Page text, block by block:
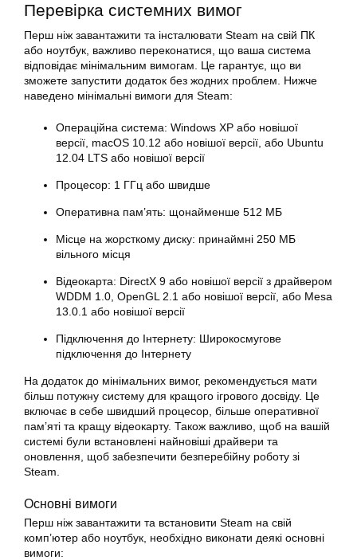
Перевірка системних вимог
Перш ніж завантажити та інсталювати Steam на свій ПК
або ноутбук , важливо переконатися, що ваша система
відповідає мінімальним вимогам. Це гарантує, що ви
зможете запустити додаток без жодних проблем. Нижче
наведено мінімальні вимоги для Steam:
Операційна система: Windows XP або новішої
версії, macOS 10.12 або новішої версії, або Ubuntu
12.04 LTS або новішої версії
Процесор: 1 ГГц або швидше
Оперативна пам’ять: щонайменше 512 МБ
Місце на жорсткому диску: принаймні 250 МБ
вільного місця
Відеокарта: DirectX 9 або новішої версії з драйвером
WDDM 1.0, OpenGL 2.1 або новішої версії, або Mesa
13.0.1 або новішої версії
Підключення до Інтернету: Широкосмугове
підключення до Інтернету
На додаток до мінімальних вимог, рекомендується мати
більш потужну систему для кращого ігрового досвіду. Це
включає в себе швидший процесор, більше оперативної
пам’яті та кращу відеокарту. Також важливо, щоб на вашій
системі були встановлені найновіші драйвери та
оновлення, щоб забезпечити безперебійну роботу зі
Steam
Основні вимоги
Перш ніж завантажити та встановити Steam на свій
комп’ютер або ноутбук , необхідно виконати деякі основні
вимоги: